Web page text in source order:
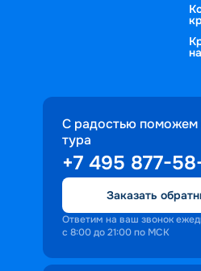
С радостью поможем
тура
+7 495 877-
Заказать
Ответим на ваш звонок
с 8:00 до 21:00 по МСК